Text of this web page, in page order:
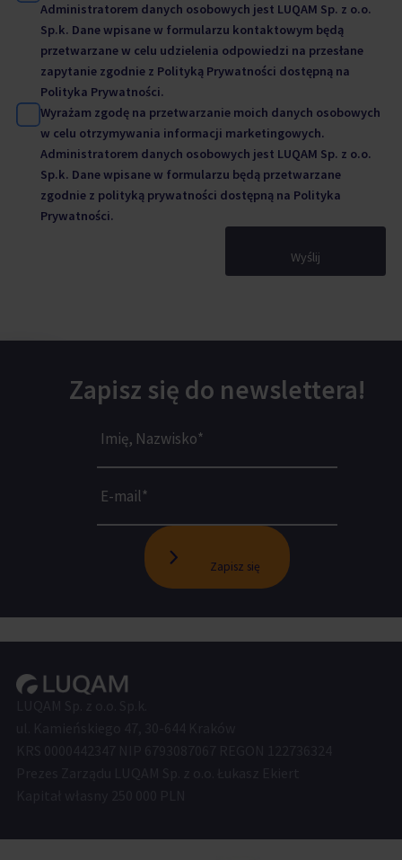
Administratorem danych osobowych jest LUQAM Sp. z o.o.
Sp.k. Dane wpisane w formularzu kontaktowym będą
przetwarzane w celu udzielenia odpowiedzi na przesłane
zapytanie zgodnie z Polityką Prywatności dostępną na
Polityka Prywatności.
Wyrażam zgodę na przetwarzanie moich danych osobowych
w celu otrzymywania informacji marketingowych.
Administratorem danych osobowych jest LUQAM Sp. z o.o.
Sp.k. Dane wpisane w formularzu będą przetwarzane
zgodnie z polityką prywatności dostępną na Polityka
Prywatności.
Wyślij
Zapisz się do newslettera!
Zapisz się